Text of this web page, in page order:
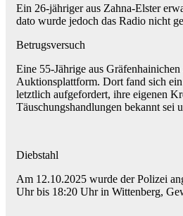
Ein 26-jähriger aus Zahna-Elster
dato wurde jedoch das Radio nicht
Betrugsversuch
Eine 55-Jährige aus
Auktionsplattform. Dort fand sich
letztlich aufgefordert, ihre eigenen
Täuschungshandlungen bekannt sei
Diebstahl
Am 12.10.2025 wurde der Polizei
Uhr bis 18:20 Uhr in Wittenberg,